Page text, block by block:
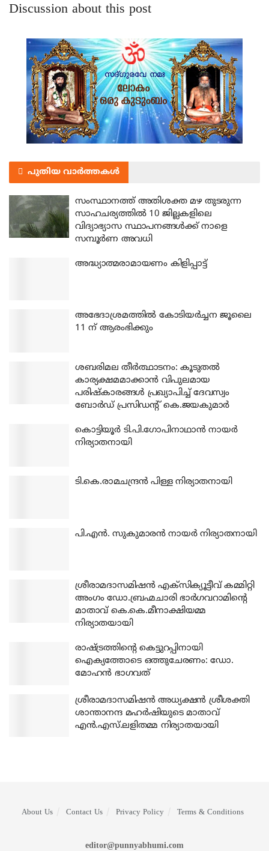
Discussion about this post
പുതിയ വാർത്തകൾ
സംസ്ഥാനത്ത് അതിശക്ത മഴ തുടരുന്ന
സാഹചര്യത്തിൽ 10 ജില്ലകളിലെ
വിദ്യാഭ്യാസ സ്ഥാപനങ്ങൾക്ക് നാളെ
സമ്പൂർണ അവധി
അദ്ധ്യാത്മരാമായണം കിളിപ്പാട്ട്
അഭേദാശ്രമത്തില്‍ കോടിയര്‍ച്ചന ജൂലൈ
11 ന് ആരംഭിക്കും
ശബരിമല തീര്‍ത്ഥാടനം: കൂടുതല്‍
കാര്യക്ഷമമാക്കാന്‍ വിപുലമായ
പരിഷ്‌കാരങ്ങള്‍ പ്രഖ്യാപിച്ച് ദേവസ്വം
ബോര്‍ഡ് പ്രസിഡന്റ് കെ.ജയകുമാര്‍
കൊട്ടിയൂര്‍ ടി.പി.ഗോപിനാഥാന്‍ നായര്‍
നിര്യാതനായി
ടി.കെ.രാമചന്ദ്രന്‍ പിള്ള നിര്യാതനായി
പി.എന്‍. സുകുമാരന്‍ നായര്‍ നിര്യാതനായി
ശ്രീരാമദാസമിഷന്‍ എക്‌സിക്യൂട്ടീവ് കമ്മിറ്റി
അംഗം ഡോ.ബ്രഹ്മചാരി ഭാര്‍ഗവറാമിന്റെ
മാതാവ് കെ.കെ.മീനാക്ഷിയമ്മ
നിര്യാതയായി
രാഷ്ട്രത്തിന്റെ കെട്ടുറപ്പിനായി
ഐക്യത്തോടെ ഒത്തുചേരണം: ഡോ.
മോഹന്‍ ഭാഗവത്
ശ്രീരാമദാസമിഷന്‍ അധ്യക്ഷന്‍ ശ്രീശക്തി
ശാന്താനന്ദ മഹര്‍ഷിയുടെ മാതാവ്
എന്‍.എസ്.ലളിതമ്മ നിര്യാതയായി
About Us Contact Us Privacy Policy Terms & Conditions
editor@punnyabhumi.com